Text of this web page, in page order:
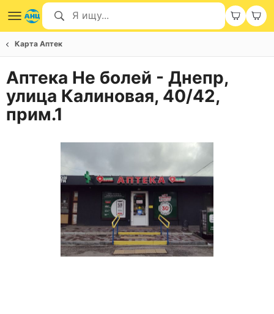
Карта Аптек
Аптека Не болей - Днепр,
улица Калиновая, 40/42,
прим.1